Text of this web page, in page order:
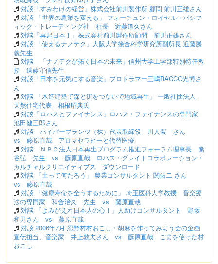
対談「すみわけの経営」株式会社前川製作所 顧問 前川正雄さん
対談 「世界の農業を変える」 フォーチュン・ロイヤル・パシフ
ィック・トレーディング社 社長 近藤道久さん
対談「再起日本！」株式会社前川製作所顧問 前川正雄さん
対談 「使えるナノテク」大阪大学接合科学研究所副所長 近藤勝
義先生
対談 「ナノテクが拓く日本の未来」信州大学工学部特別特任教
授 遠藤守信先生
対談「日本を元気にする音楽」プロドラマー三嶋RACCO光博さ
ん
対談 「木造建築で森と街をつないで地域再生」 一般社団法人
天然住宅代表 相根昭典氏
対談「ロハスとファイナンス」ロハス・ファイナンスの専門家
池田健三郎さん
対談 ハイパープランツ（株）代表取締役 川人紫 さん
vs 藤原直哉 アロマセラピーと代替医療
対談 ＮＰＯ法人日本再生プログラム推進フォーラム理事長 熊
谷弘 先生 vs 藤原直哉 ロハス・グレイトコラボレーション・
カルチャルクリエイティブス ダウンロード
対談 「土って何だろう」 農業コンサルタント 関佑二 さん
vs 藤原直哉
対談 「健康寿命を全うするために」 埼玉医科大学教授 音楽療
法の専門家 和合治久 先生 vs 藤原直哉
対談 「よみがえれ日本人の心！」人助けコンサルタント 野坂
和男さん vs 藤原直哉
対談 2006年7月 忍野村村おこし・胡麻を作ってみよう会の企画
宣伝担当、音楽家 井上敦夫さん vs 藤原直哉 ごまを使った村
おこし